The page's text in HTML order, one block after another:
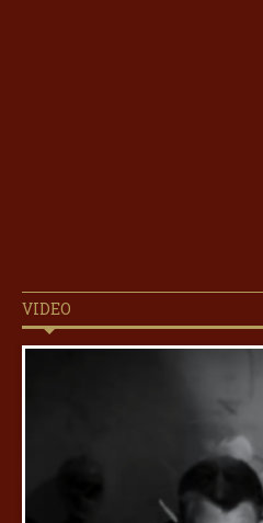
VIDEO